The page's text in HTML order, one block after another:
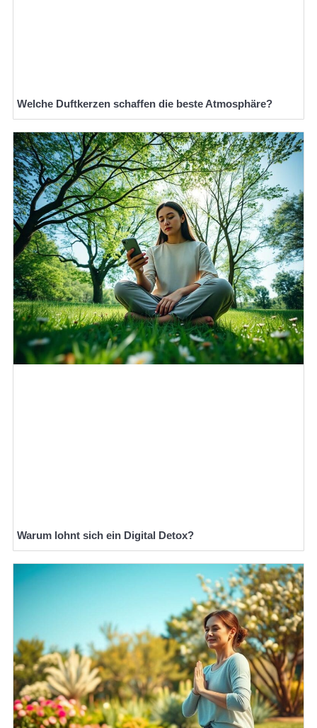
Welche Duftkerzen schaffen die beste Atmosphäre?
Warum lohnt sich ein Digital Detox?